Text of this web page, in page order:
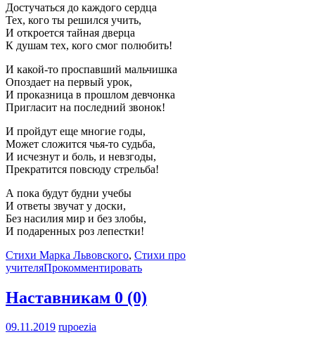
Достучаться до каждого сердца
Тех, кого ты решился учить,
И откроется тайная дверца
К душам тех, кого смог полюбить!
И какой-то проспавший мальчишка
Опоздает на первый урок,
И проказница в прошлом девчонка
Пригласит на последний звонок!
И пройдут еще многие годы,
Может сложится чья-то судьба,
И исчезнут и боль, и невзгоды,
Прекратится повсюду стрельба!
А пока будут будни учебы
И ответы звучат у доски,
Без насилия мир и без злобы,
И подаренных роз лепестки!
Стихи Марка Львовского, Стихи про
учителяПрокомментировать
Наставникам 0 (0)
09.11.2019 rupoezia